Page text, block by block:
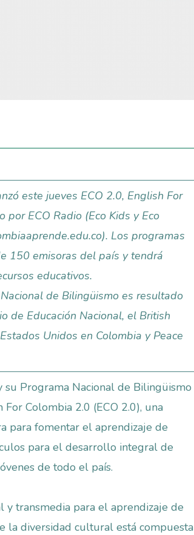
este jueves ECO 2.0, English For
por ECO Radio (Eco Kids y Eco
Los programas
150 emisoras del país y tendrá
educativos.
de Bilingüismo es resultado
de Educación Nacional, el British
Unidos en Colombia y Peace
su Programa Nacional de Bilingüismo
Colombia 2.0 (ECO 2.0), una
para fomentar el aprendizaje de
para el desarrollo integral de
de todo el país.
y transmedia para el aprendizaje de
la diversidad cultural está compuesta